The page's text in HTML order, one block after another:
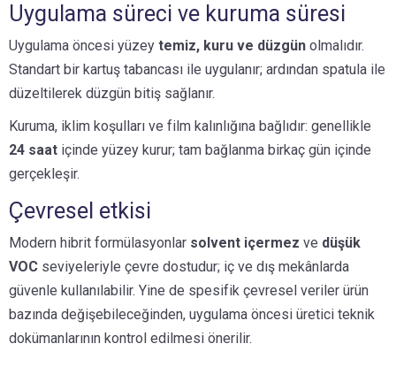
Uygulama süreci ve kuruma süresi
Uygulama öncesi yüzey temiz, kuru ve düzgün olmalıdır.
Standart bir kartuş tabancası ile uygulanır; ardından spatula ile
düzeltilerek düzgün bitiş sağlanır.
Kuruma, iklim koşulları ve film kalınlığına bağlıdır: genellikle
24 saat içinde yüzey kurur; tam bağlanma birkaç gün içinde
gerçekleşir.
Çevresel etkisi
Modern hibrit formülasyonlar solvent içermez ve düşük
VOC seviyeleriyle çevre dostudur; iç ve dış mekânlarda
güvenle kullanılabilir. Yine de spesifik çevresel veriler ürün
bazında değişebileceğinden, uygulama öncesi üretici teknik
dokümanlarının kontrol edilmesi önerilir.